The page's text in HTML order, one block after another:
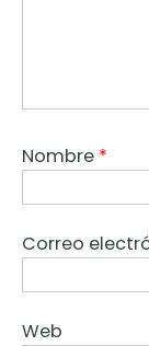
Nombre *
Correo
Web